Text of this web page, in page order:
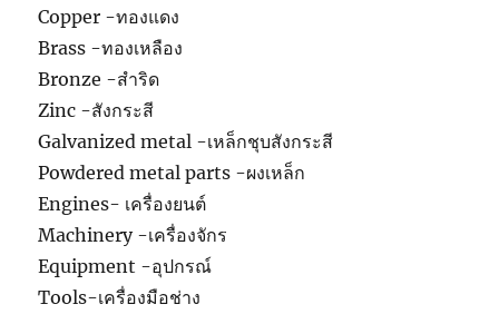
Copper -ทองแดง
Brass -ทองเหลือง
Bronze -สำริด
Zinc -สังกระสี
Galvanized metal -เหล็กชุบสังกระสี
Powdered metal parts -ผงเหล็ก
Engines- เครื่องยนต์
Machinery -เครื่องจักร
Equipment -อุปกรณ์
Tools-เครื่องมือช่าง